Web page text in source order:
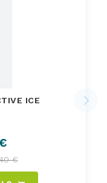
ICE
€